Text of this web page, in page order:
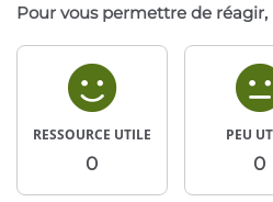
Pour vous permettre de réagir,
RESSOURCE UTILE
0
PEU
0